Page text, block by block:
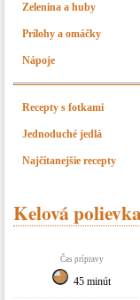
Zelenina a huby
Prílohy a omáčky
Nápoje
Recepty s fotkami
Jednoduché jedlá
Najčítanejšie recepty
Kelová
Čas prípravy
45 minút